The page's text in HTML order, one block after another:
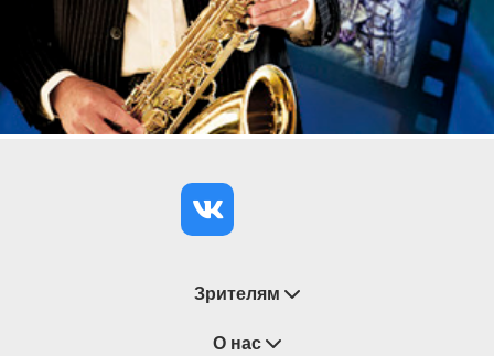
Зрителям
Восстановление билетов
О нас